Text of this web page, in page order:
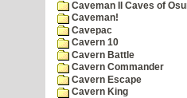
Caveman II Caves of
Caveman!
Cavepac
Cavern 10
Cavern Battle
Cavern Commander
Cavern Escape
Cavern King